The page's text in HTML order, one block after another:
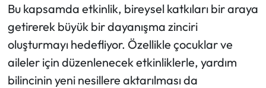
Bu kapsamda etkinlik, bireysel katkıları bir araya
getirerek büyük bir dayanışma zinciri
oluşturmayı hedefliyor. Özellikle çocuklar ve
aileler için düzenlenecek etkinliklerle, yardım
bilincinin yeni nesillere aktarılması da